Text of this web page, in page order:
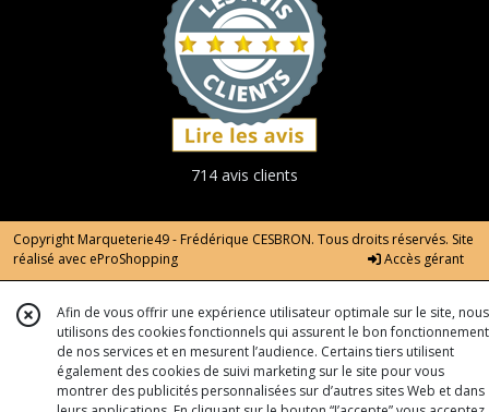
714 avis clients
Copyright Marqueterie49 - Frédérique CESBRON. Tous droits réservés. Site
réalisé avec eProShopping Accès gérant
Afin de vous offrir une expérience utilisateur optimale sur le site, nous
utilisons des cookies fonctionnels qui assurent le bon fonctionnement
de nos services et en mesurent l’audience. Certains tiers utilisent
également des cookies de suivi marketing sur le site pour vous
montrer des publicités personnalisées sur d’autres sites Web et dans